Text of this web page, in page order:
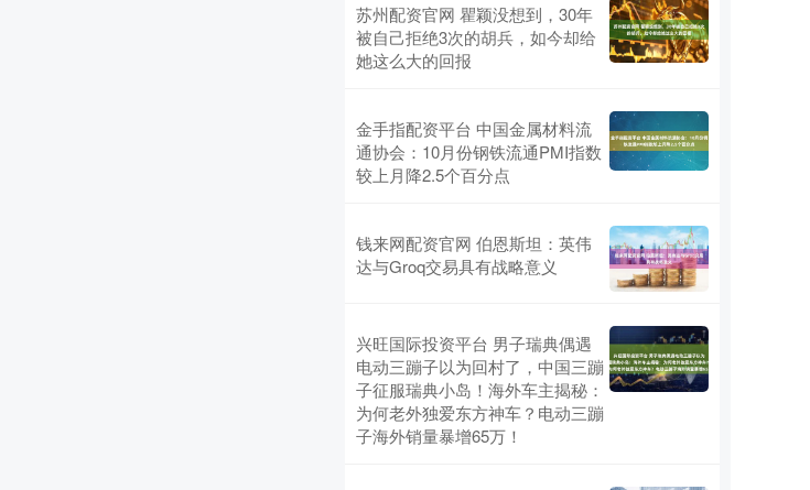
苏州配资官网 瞿颖没想到，30年
被自己拒绝3次的胡兵，如今却给
她这么大的回报
金手指配资平台 中国金属材料流
通协会：10月份钢铁流通PMI指数
较上月降2.5个百分点
钱来网配资官网 伯恩斯坦：英伟
达与Groq交易具有战略意义
兴旺国际投资平台 男子瑞典偶遇
电动三蹦子以为回村了，中国三蹦
子征服瑞典小岛！海外车主揭秘：
为何老外独爱东方神车？电动三蹦
子海外销量暴增65万！